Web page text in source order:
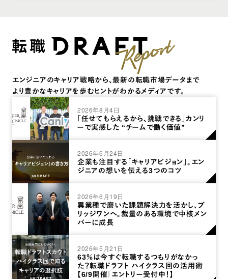
エンジニアのキャリア戦略から、最新の転職市場データまで
より豊かなキャリアを歩むヒントがわかるメディアです。
2026年8月4日
「任せてもらえるから、挑戦できる」カンリ
ーで実感した “チームで働く価値”
2026年6月24日
企業も注目する「キャリアビジョン」。エン
ジニアの想いを伝える3つのコツ
2026年6月19日
異業種で磨いた課題解決力を活かし、ブ
リッジワンへ。裁量のある環境で中核メン
バーに成長
2026年5月21日
63％は今すぐ転職するつもりがなかっ
た？転職ドラフト ハイクラス回の活用術
【6/9開催｜エントリー受付中！】